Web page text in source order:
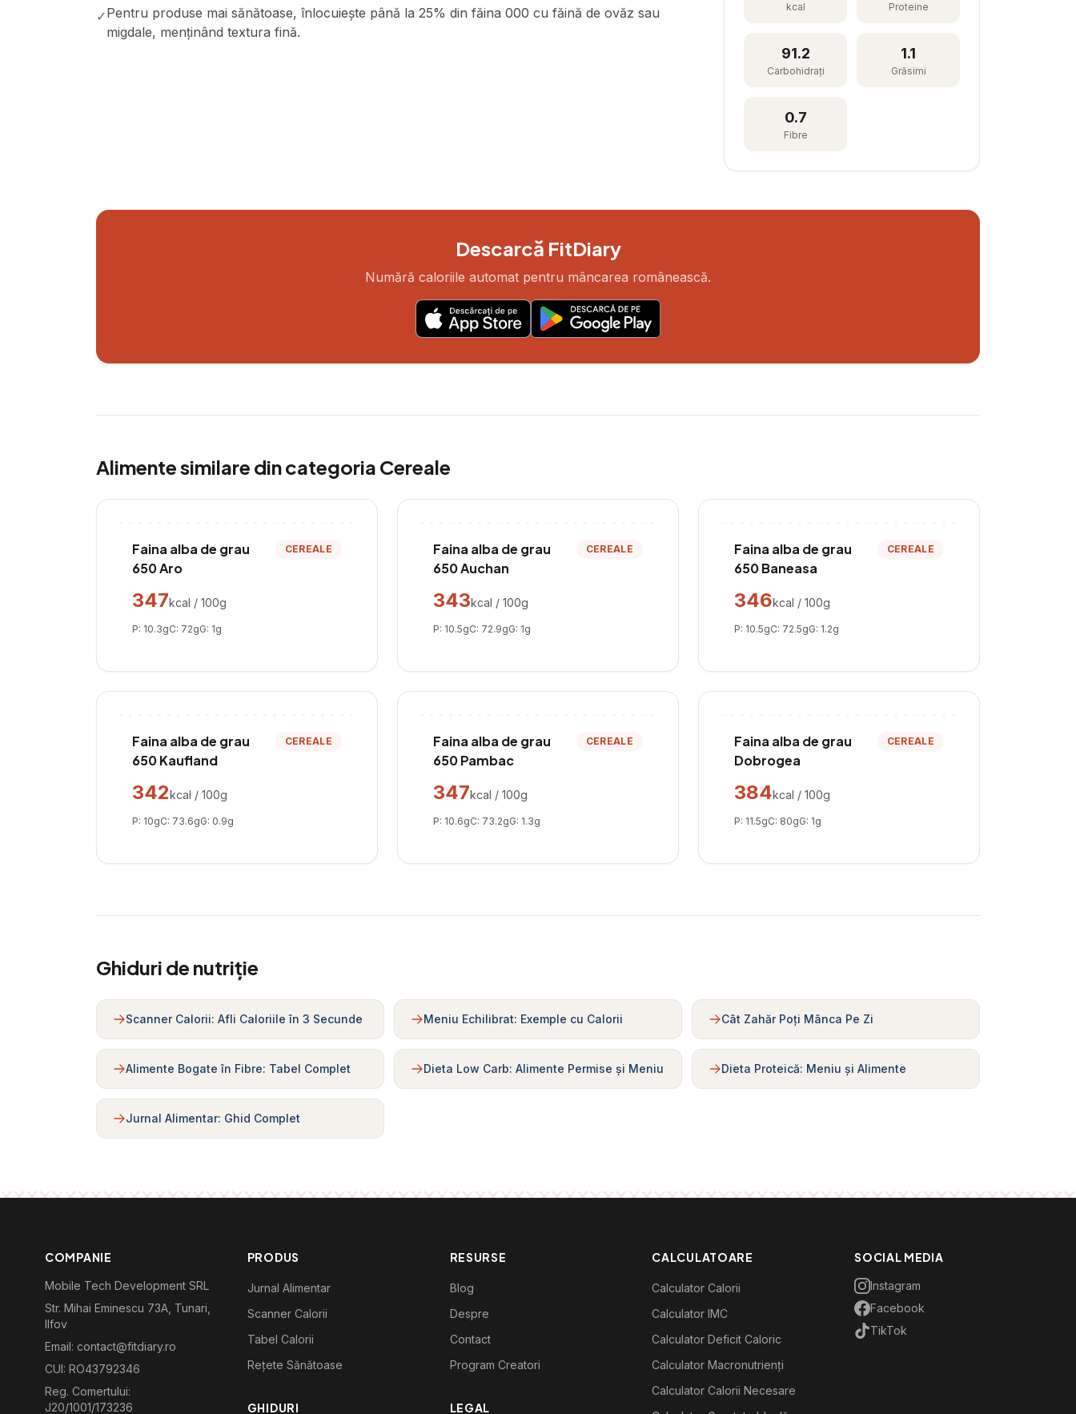
✓Pentru produse mai sănătoase, înlocuiește până la 25% din făina 000 cu făină de ovăz sau
migdale, menținând textura fină.
kcal Proteine
91.2
Carbohidrați
1.1
Grăsimi
0.7
Fibre
Descarcă FitDiary
Numără caloriile automat pentru mâncarea românească.
Alimente similare din categoria Cereale
Faina alba de grau
650 Aro
CEREALE
347kcal / 100g
P: 10.3gC: 72gG: 1g
Faina alba de grau
650 Auchan
CEREALE
343kcal / 100g
P: 10.5gC: 72.9gG: 1g
Faina alba de grau
650 Baneasa
CEREALE
346kcal / 100g
P: 10.5gC: 72.5gG: 1.2g
Faina alba de grau
650 Kaufland
CEREALE
342kcal / 100g
P: 10gC: 73.6gG: 0.9g
Faina alba de grau
650 Pambac
CEREALE
347kcal / 100g
P: 10.6gC: 73.2gG: 1.3g
Faina alba de grau
Dobrogea
CEREALE
384kcal / 100g
P: 11.5gC: 80gG: 1g
Ghiduri de nutriție
Scanner Calorii: Afli Caloriile în 3 Secunde Meniu Echilibrat: Exemple cu Calorii Cât Zahăr Poți Mânca Pe Zi
Alimente Bogate în Fibre: Tabel Complet Dieta Low Carb: Alimente Permise și Meniu Dieta Proteică: Meniu și Alimente
Jurnal Alimentar: Ghid Complet
COMPANIE
Mobile Tech Development SRL
Str. Mihai Eminescu 73A, Tunari,
Ilfov
Email: contact@fitdiary.ro
CUI: RO43792346
Reg. Comertului:
J20/1001/173236
PRODUS
Jurnal Alimentar
Scanner Calorii
Tabel Calorii
Rețete Sănătoase
GHIDURI
RESURSE
Blog
Despre
Contact
Program Creatori
LEGAL
CALCULATOARE
Calculator Calorii
Calculator IMC
Calculator Deficit Caloric
Calculator Macronutrienți
Calculator Calorii Necesare
SOCIAL MEDIA
Instagram
Facebook
TikTok